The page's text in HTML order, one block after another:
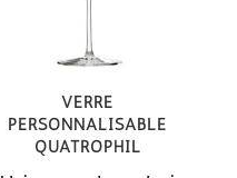
Verre
personnalisable
Quatrophil